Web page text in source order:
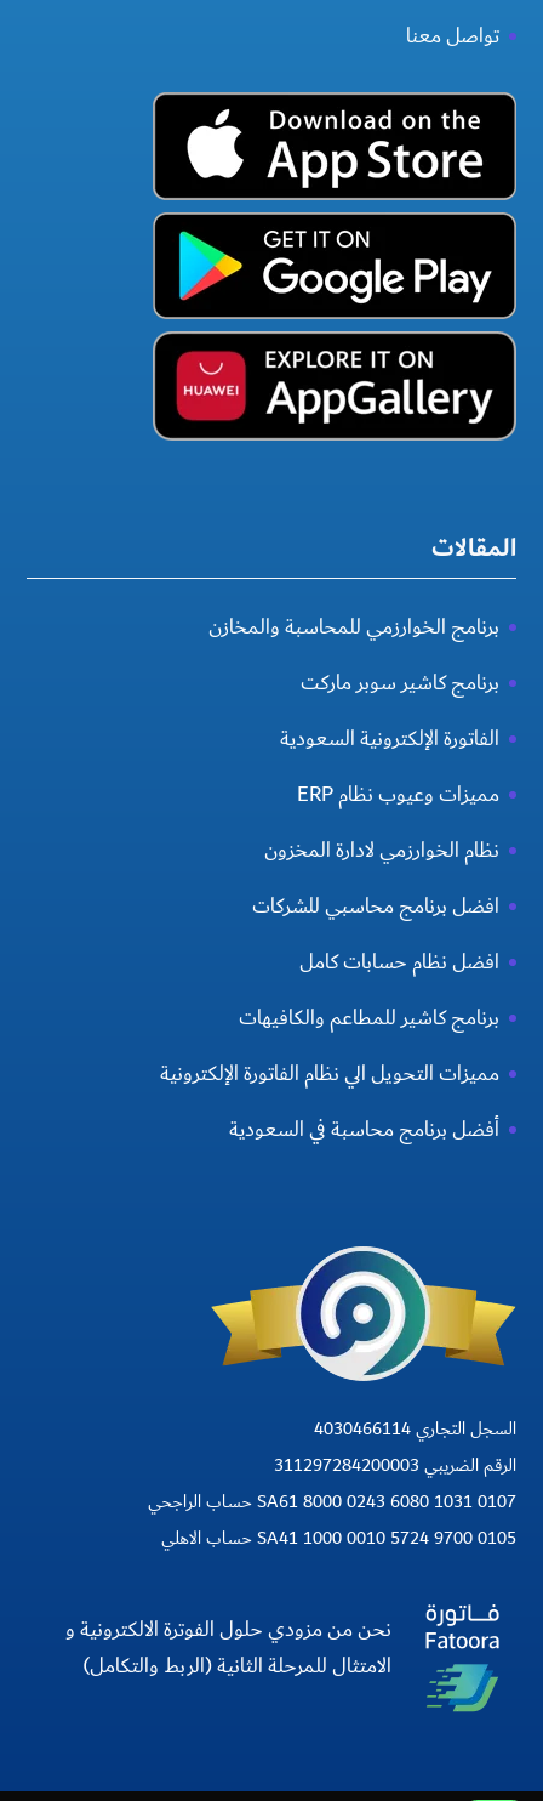
تواصل معنا
المقالات
برنامج الخوارزمي للمحاسبة والمخازن
برنامج كاشير سوبر ماركت
الفاتورة الإلكترونية السعودية
مميزات وعيوب نظام ERP
نظام الخوارزمي لادارة المخزون
افضل برنامج محاسبي للشركات
افضل نظام حسابات كامل
برنامج كاشير للمطاعم والكافيهات
مميزات التحويل الي نظام الفاتورة الإلكترونية
أفضل برنامج محاسبة في السعودية
السجل التجاري 4030466114
الرقم الضريبي 311297284200003
SA61 8000 0243 6080 1031 0107 حساب الراجحي
SA41 1000 0010 5724 9700 0105 حساب الاهلي
نحن من مزودي حلول الفوترة الالكترونية و
الامتثال للمرحلة الثانية (الربط والتكامل)